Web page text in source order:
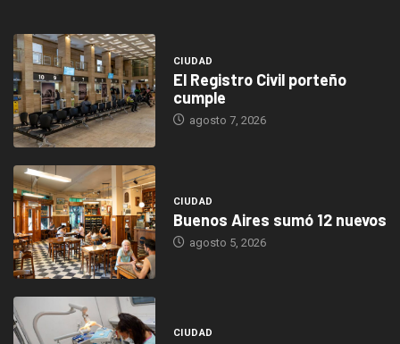
CIUDAD
El Registro Civil porteño
cumple
agosto 7, 2026
CIUDAD
Buenos Aires sumó 12 nuevos
agosto 5, 2026
CIUDAD